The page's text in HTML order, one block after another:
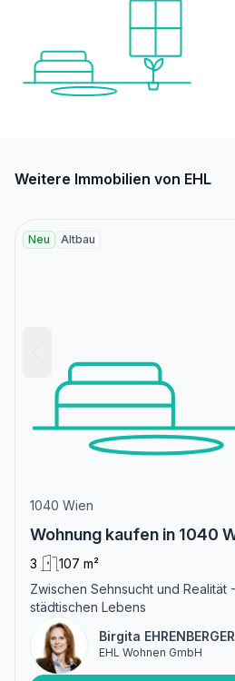
Weitere Immobilien von EHL
Neu Altbau
1040 Wien
Wohnung kaufen in 1040
3
107 m²
Zwischen Sehnsucht und Realität
städtischen Lebens
Birgita EHRENBERGER
EHL Wohnen GmbH